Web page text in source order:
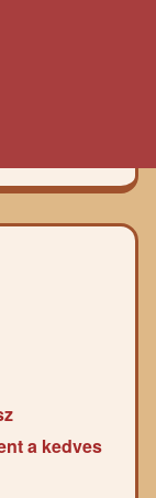
a kedves